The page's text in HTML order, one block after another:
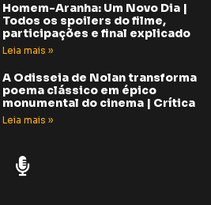
Homem-Aranha: Um Novo Dia |
Todos os spoilers do filme,
participações e final explicado
Leia mais »
A Odisseia de Nolan transforma
poema clássico em épico
monumental do cinema | Crítica
Leia mais »